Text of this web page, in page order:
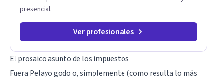
es una de las mejores opciones para acompañarte. Porque
cuando sanas tu mundo interno, cambias tu forma de pensar,
presencial.
Ver profesionales
El prosaico asunto de los impuestos
Fuera Pelayo godo o, simplemente (como resulta lo más